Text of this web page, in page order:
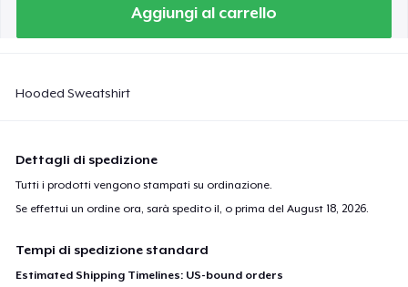
Aggiungi al carrello
Hooded Sweatshirt
Dettagli di spedizione
Tutti i prodotti vengono stampati su ordinazione.
Se effettui un ordine ora, sarà spedito il, o prima delAugust 18, 2026
Tempi di spedizione standard
Estimated Shipping Timelines: US-bound orders